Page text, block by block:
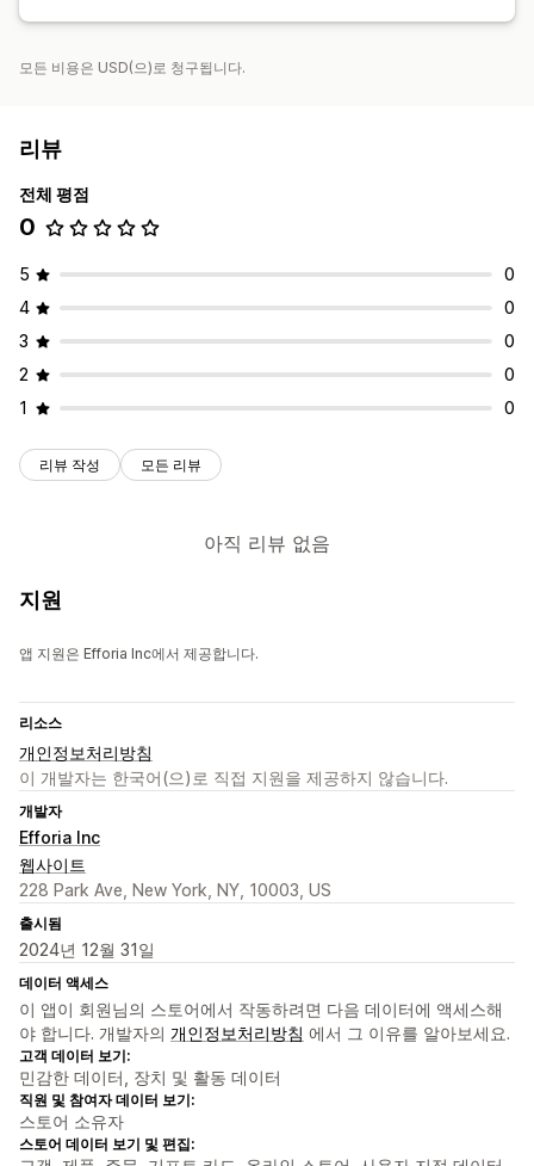
모든 비용은 USD(으)로 청구됩니다.
리뷰
전체 평점
0
5
0
4
0
3
0
2
0
1
0
리뷰 작성 모든 리뷰
아직 리뷰 없음
지원
앱 지원은 Efforia Inc에서 제공합니다.
리소스
개인정보처리방침
이 개발자는 한국어(으)로 직접 지원을 제공하지 않습니다.
개발자
Efforia Inc
웹사이트
228 Park Ave, New York, NY, 10003, US
출시됨
2024년 12월 31일
데이터 액세스
이 앱이 회원님의 스토어에서 작동하려면 다음 데이터에 액세스해
야 합니다. 개발자의 개인정보처리방침 에서 그 이유를 알아보세요.
고객 데이터 보기:
민감한 데이터, 장치 및 활동 데이터
직원 및 참여자 데이터 보기:
스토어 소유자
스토어 데이터 보기 및 편집: